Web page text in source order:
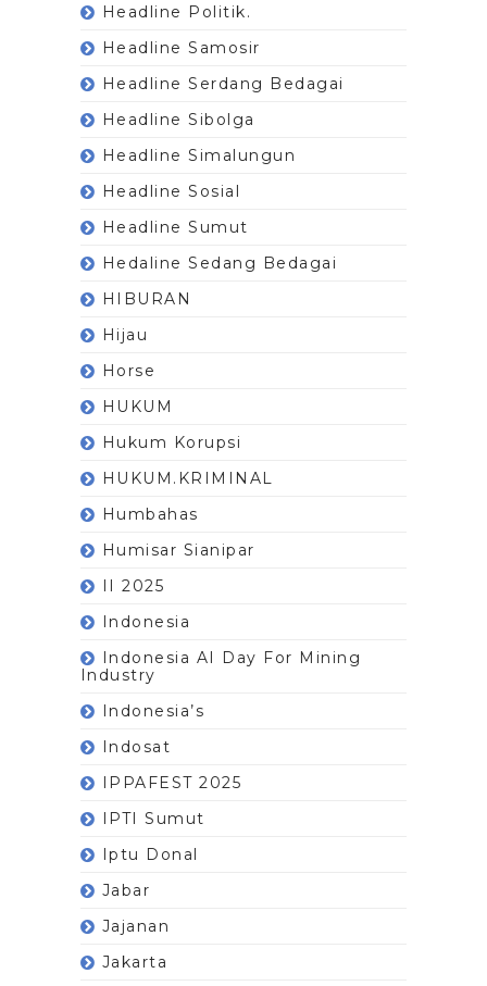
Headline Politik.
Headline Samosir
Headline Serdang Bedagai
Headline Sibolga
Headline Simalungun
Headline Sosial
Headline Sumut
Hedaline Sedang Bedagai
HIBURAN
Hijau
Horse
HUKUM
Hukum Korupsi
HUKUM.KRIMINAL
Humbahas
Humisar Sianipar
II 2025
Indonesia
Indonesia AI Day For Mining
Industry
Indonesia’s
Indosat
IPPAFEST 2025
IPTI Sumut
Iptu Donal
Jabar
Jajanan
Jakarta